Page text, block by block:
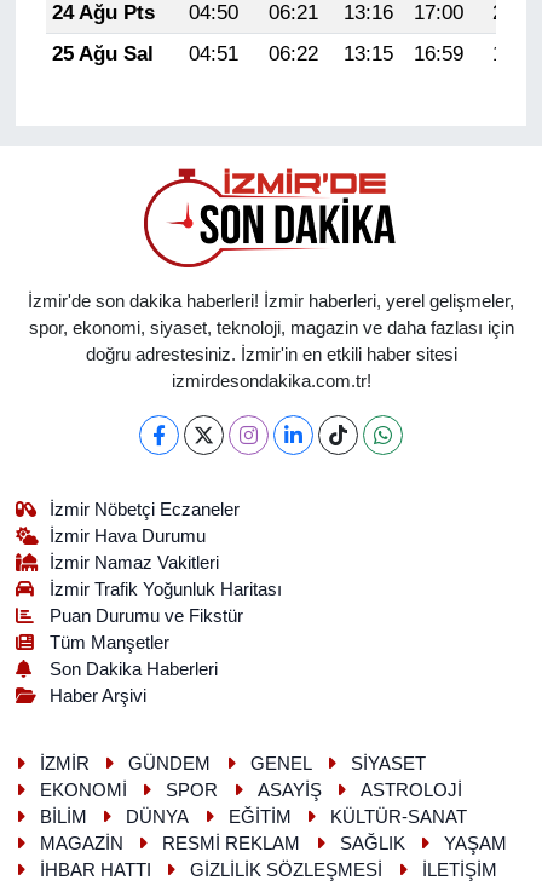
24 Ağu Pts
04:50 06:21 13:16 17:00
20:00
25 Ağu Sal
04:51 06:22 13:15 16:59 19:59
İzmir'de son dakika haberleri! İzmir haberleri, yerel gelişmeler,
spor, ekonomi, siyaset, teknoloji, magazin ve daha fazlası için
doğru adrestesiniz. İzmir'in en etkili haber sitesi
izmirdesondakika.com.tr!
İzmir Nöbetçi Eczaneler
İzmir Hava Durumu
İzmir Namaz Vakitleri
İzmir Trafik Yoğunluk Haritası
Puan Durumu ve Fikstür
Tüm Manşetler
Son Dakika Haberleri
Haber Arşivi
İZMİR GÜNDEM GENEL
SİYASET
EKONOMİ
SPOR ASAYİŞ
ASTROLOJİ
BİLİM
DÜNYA EĞİTİM
KÜLTÜR-SANAT
MAGAZİN
RESMİ REKLAM SAĞLIK
YAŞAM
İHBAR HATTI
GİZLİLİK SÖZLEŞMESİ İLETİŞİM